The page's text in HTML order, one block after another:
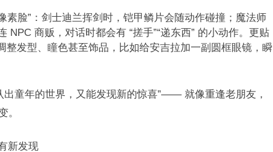
素脸”：剑士迪兰挥剑时，铠甲鳞片会随动作碰撞；魔法师
NPC 商贩，对话时都会有 “搓手”“递东西” 的小动作。更贴
整发型、瞳色甚至饰品，比如给安吉拉加一副圆框眼镜，瞬
出童年的世界，又能发现新的惊喜”—— 就像重逢老朋友，
。​
新发现​